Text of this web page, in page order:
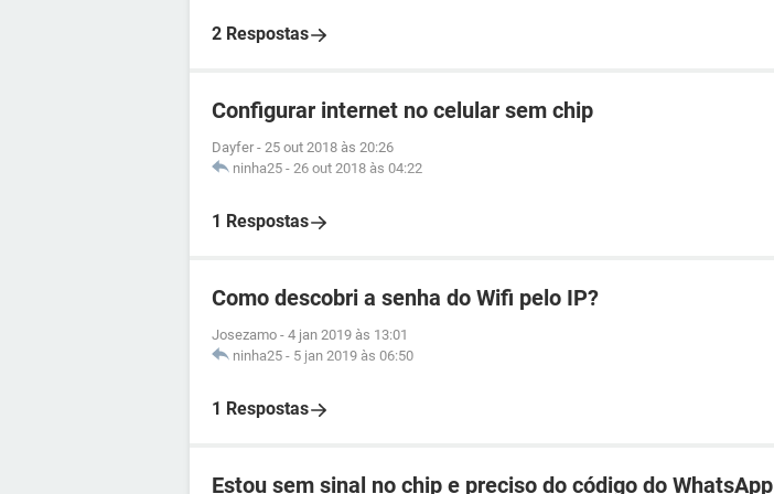
2 Respostas
Configurar internet no celular sem chip
Dayfer - 25 out 2018 às 20:26
ninha25 - 26 out 2018 às 04:22
1 Respostas
Como descobri a senha do Wifi pelo IP?
Josezamo - 4 jan 2019 às 13:01
ninha25 - 5 jan 2019 às 06:50
1 Respostas
Estou sem sinal no chip e preciso do código do WhatsApp